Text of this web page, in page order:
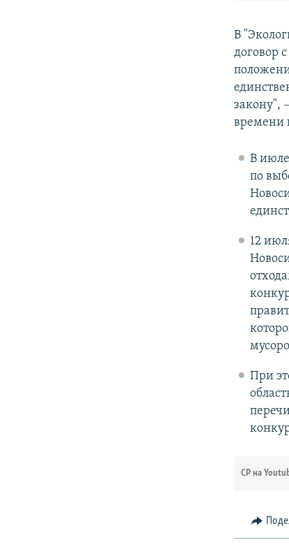
В
договор
закону",
времени
В
по
12
При
СР на